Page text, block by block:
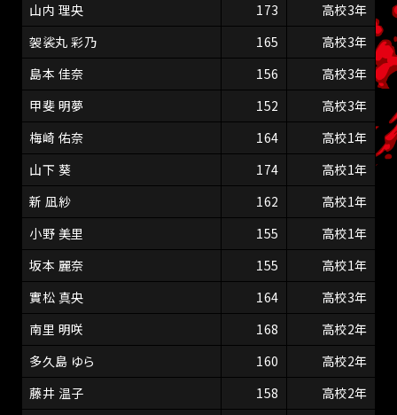
山内 理央
173
高校3年
袈裟丸 彩乃
165
高校3年
島本 佳奈
156
高校3年
甲斐 明夢
152
高校3年
梅崎 佑奈
164
高校1年
山下 葵
174
高校1年
新 凪紗
162
高校1年
小野 美里
155
高校1年
坂本 麗奈
155
高校1年
實松 真央
164
高校3年
南里 明咲
168
高校2年
多久島 ゆら
160
高校2年
藤井 温子
158
高校2年